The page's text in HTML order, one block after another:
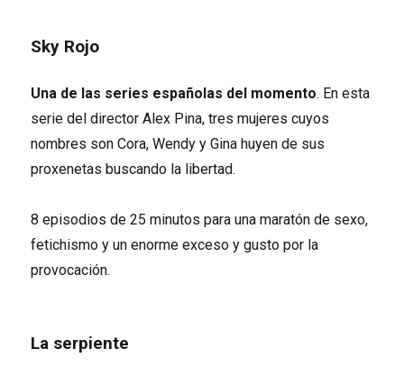
Sky Rojo
Una de las series españolas del momento. En esta
serie del director Alex Pina, tres mujeres cuyos
nombres son Cora, Wendy y Gina huyen de sus
proxenetas buscando la libertad.
8 episodios de 25 minutos para una maratón de sexo,
fetichismo y un enorme exceso y gusto por la
provocación.
La serpiente